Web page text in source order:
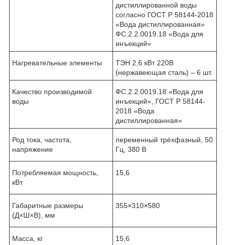
дистиллированной воды
согласно ГОСТ Р 58144-2018
«Вода дистиллированная»
ФС.2.2.0019.18 «Вода для
инъекций»
Нагревательные элементы
ТЭН 2,6 кВт 220В
(нержавеющая сталь) – 6 шт.
Качество производимой
воды
ФС.2.2.0019.18 «Вода для
инъекций», ГОСТ Р 58144-
2018 «Вода
дистиллированная»
Род тока, частота,
напряжение
переменный трёхфазный, 50
Гц, 380 В
Потребляемая мощность,
кВт
15,6
Габаритные размеры
(Д×Ш×В), мм
355×310×580
Масса, кг 15,6